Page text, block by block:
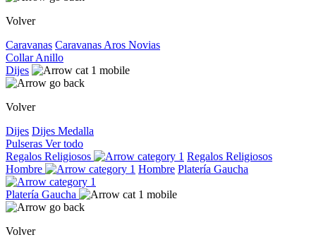
Volver
Caravanas Caravanas Aros Novias
CollarAnillo
Dijes
Volver
Dijes Dijes Medalla
Pulseras Ver todo
Regalos Religiosos
Regalos Religiosos
Hombre
Hombre Platería Gaucha
Platería Gaucha
Volver